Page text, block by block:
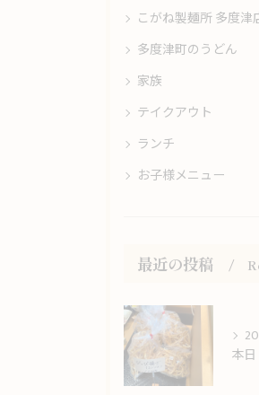
こがね製麺所 多度津
多度津町のうどん
家族
テイクアウト
ランチ
お子様メニュー
最近の投稿